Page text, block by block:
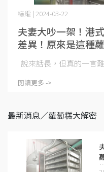
夫妻大吵一架！港
差異！原來是這種
糕編 | 2024-03-22
說來話長，但真的一言
閱讀更多 ->
最新消息／蘿蔔糕大解密